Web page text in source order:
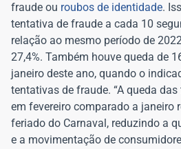
fraude ou roubos de identidade.
tentativa de fraude a cada 10
relação ao mesmo período de
27,4%. Também houve queda de
janeiro deste ano, quando o
tentativas de fraude. “A queda
em fevereiro comparado a janeiro
feriado do Carnaval, reduzindo a
e a movimentação de